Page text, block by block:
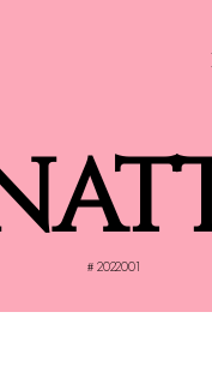
# 2022001